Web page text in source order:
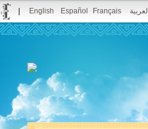
English Español Français العربية